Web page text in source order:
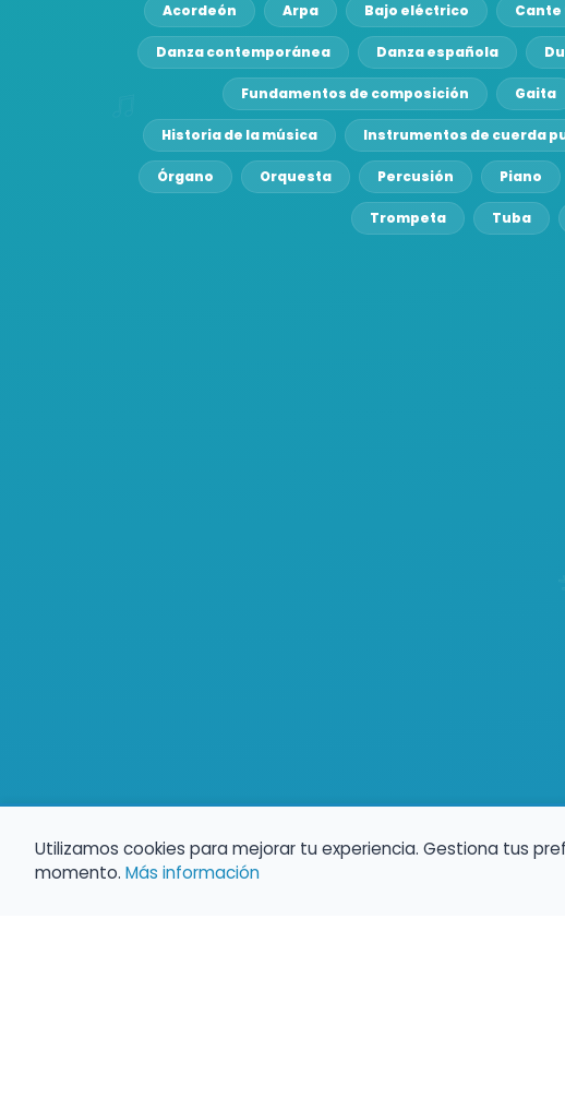
Acordeón Arpa Bajo eléctrico
Danza contemporánea Danza española
Fundamentos de composición Gaita
Historia de la música Instrumentos de cuerda
Órgano Orquesta Percusión Piano
Trompeta Tuba
Utilizamos cookies para mejorar tu experiencia. Gestiona tus
momento. Más información